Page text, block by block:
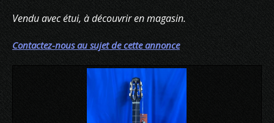
Vendu avec étui, à découvrir en magasin.
Contactez-nous au sujet de cette annonce